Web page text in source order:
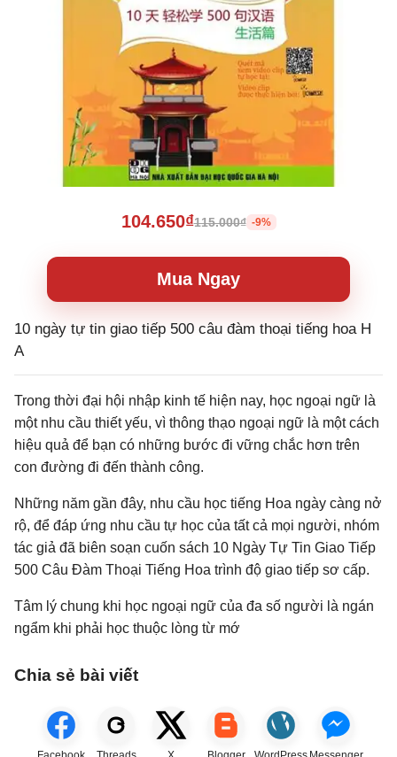
104.650₫115.000₫ -9%
Mua Ngay
10 ngày tự tin giao tiếp 500 câu đàm thoại tiếng hoa H
A
Trong thời đại hội nhập kinh tế hiện nay, học ngoại ngữ là
một nhu cầu thiết yếu, vì thông thạo ngoại ngữ là một cách
hiệu quả để bạn có những bước đi vững chắc hơn trên
con đường đi đến thành công.
Những năm gần đây, nhu cầu học tiếng Hoa ngày càng nở
rộ, để đáp ứng nhu cầu tự học của tất cả mọi người, nhóm
tác giả đã biên soạn cuốn sách 10 Ngày Tự Tin Giao Tiếp
500 Câu Đàm Thoại Tiếng Hoa trình độ giao tiếp sơ cấp.
Tâm lý chung khi học ngoại ngữ của đa số người là ngán
ngẩm khi phải học thuộc lòng từ mớ
Chia sẻ bài viết